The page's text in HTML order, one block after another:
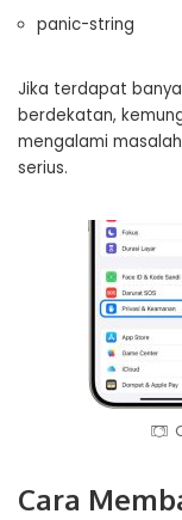
panic-string
Jika terdapat
berdekatan,
mengalami
serius.
Cara